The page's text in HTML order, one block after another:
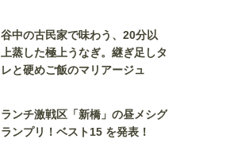
谷中の古民家で味わう、20分以
上蒸した極上うなぎ。継ぎ足しタ
レと硬めご飯のマリアージュ
ランチ激戦区「新橋」の昼メシグ
ランプリ！ベスト15 を発表！